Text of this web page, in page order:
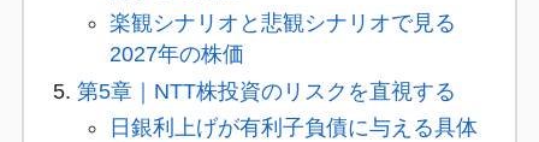
楽観シナリオと悲観シナリオで見る
2027年の株価
第5章｜NTT株投資のリスクを直視する
日銀利上げが有利子負債に与える具体